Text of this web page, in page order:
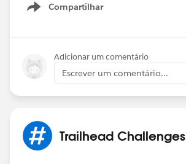
Compartilhar
Show menu
Adicionar um comentário
Escrever um comentário...
Trailhead Challenges